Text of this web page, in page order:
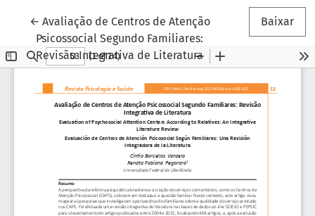
← Voltar aos Detalhes do Artigo
Avaliação de Centros de Atenção
Psicossocial Segundo Familiares:
Revisão Integrativa de Literatura
Baixar